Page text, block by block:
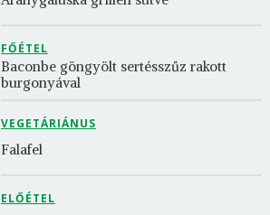
FŐÉTEL
Baconbe göngyölt sertésszűz rakott
burgonyával
VEGETÁRIÁNUS
Falafel
ELŐÉTEL